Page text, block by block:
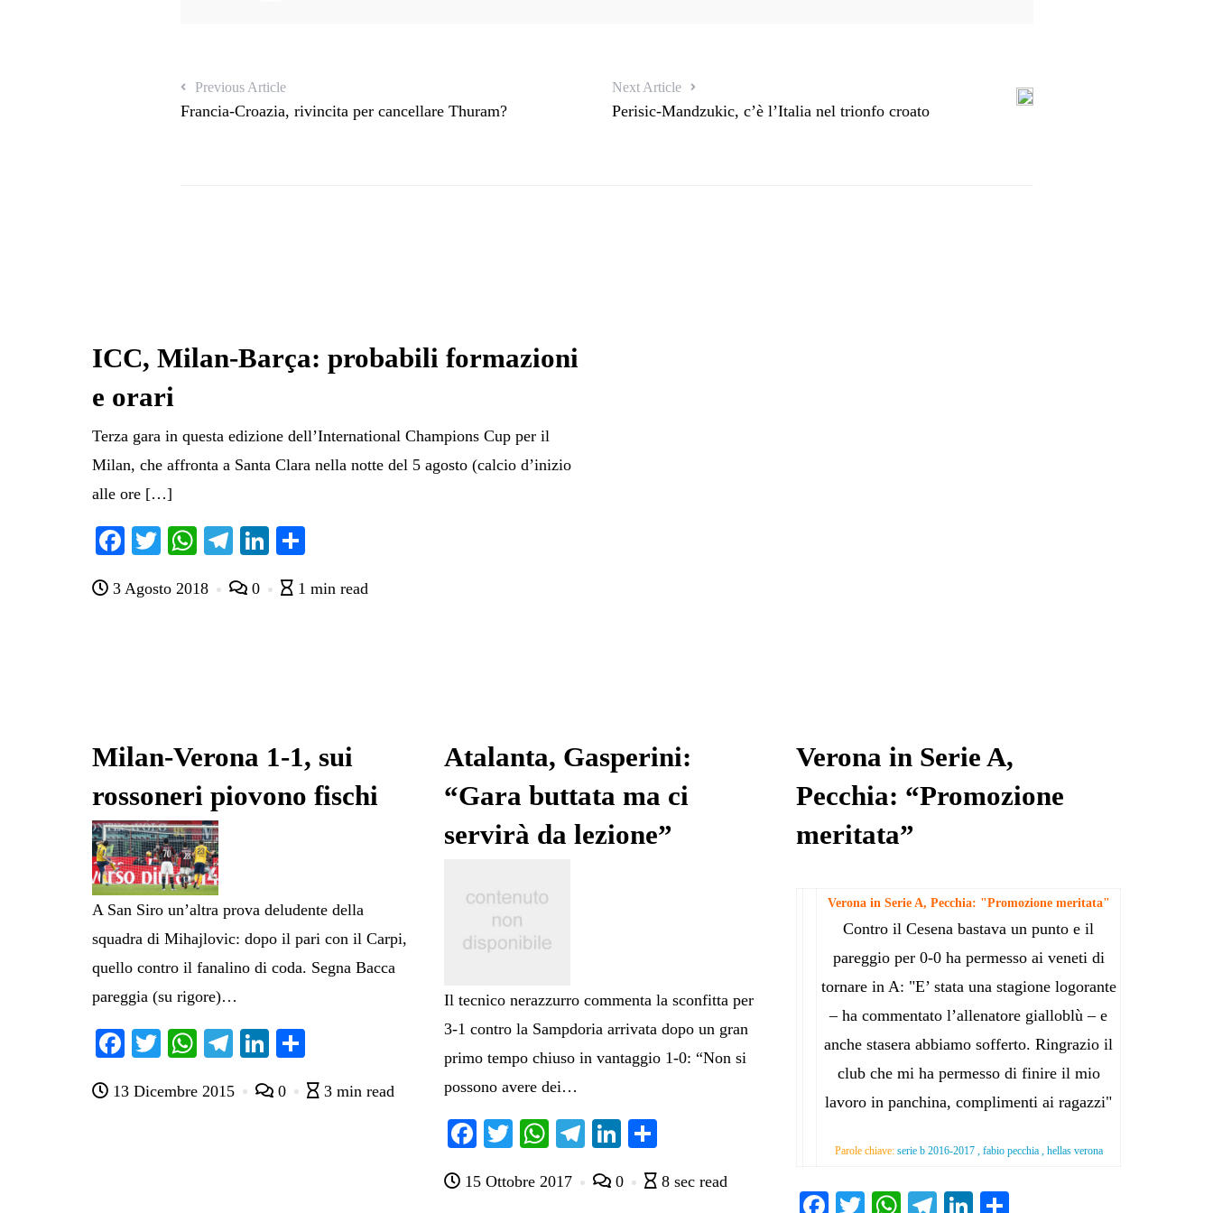
Previous Article
Francia-Croazia, rivincita per cancellare Thuram?
Next Article
Perisic-Mandzukic, c’è l’Italia nel trionfo croato
ICC, Milan-Barça: probabili formazioni
e orari
Terza gara in questa edizione dell’International Champions Cup per il
Milan, che affronta a Santa Clara nella notte del 5 agosto (calcio d’inizio
alle ore […]
Fa
bo
T
tte
W
ts
Te
gr
Li
ed di
3 Agosto 2018 0 1 min read
Milan-Verona 1-1, sui
rossoneri piovono fischi
A San Siro un’altra prova deludente della
squadra di Mihajlovic: dopo il pari con il Carpi,
quello contro il fanalino di coda. Segna Bacca
pareggia (su rigore)…
Fa
bo
T
tte
W
ts
Te
gr
Li
ed di
13 Dicembre 2015 0 3 min read
Atalanta, Gasperini:
“Gara buttata ma ci
servirà da lezione”
Il tecnico nerazzurro commenta la sconfitta per
3-1 contro la Sampdoria arrivata dopo un gran
primo tempo chiuso in vantaggio 1-0: “Non si
possono avere dei…
Fa
bo
T
tte
W
ts
Te
gr
Li
ed di
15 Ottobre 2017 0 8 sec read
Verona in Serie A,
Pecchia: “Promozione
meritata”
Verona in Serie A, Pecchia: "Promozione meritata"
Contro il Cesena bastava un punto e il
pareggio per 0-0 ha permesso ai veneti di
tornare in A: "E’ stata una stagione logorante
– ha commentato l’allenatore gialloblù – e
anche stasera abbiamo sofferto. Ringrazio il
club che mi ha permesso di finire il mio
lavoro in panchina, complimenti ai ragazzi"
Parole chiave: serie b 2016-2017 , fabio pecchia , hellas verona
Fa T W Te Li